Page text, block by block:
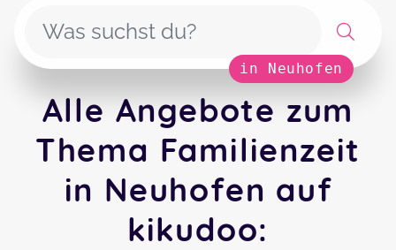
in Neuhofen
Alle Angebote zum
Thema Familienzeit
in Neuhofen auf
kikudoo: